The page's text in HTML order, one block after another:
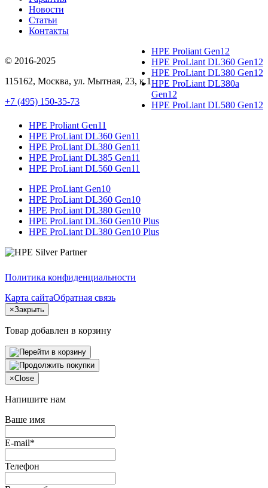
Новости
Статьи
Контакты
© 2016-2025
115162, Москва, ул. Мытная, 23, к.1
+7 (495) 150-35-73
HPE Proliant Gen12
HPE ProLiant DL360 Gen12
HPE ProLiant DL380 Gen12
HPE ProLiant DL380a
Gen12
HPE ProLiant DL580 Gen12
HPE Proliant Gen11
HPE ProLiant DL360 Gen11
HPE ProLiant DL380 Gen11
HPE ProLiant DL385 Gen11
HPE ProLiant DL560 Gen11
HPE ProLiant Gen10
HPE ProLiant DL360 Gen10
HPE ProLiant DL380 Gen10
HPE ProLiant DL360 Gen10 Plus
HPE ProLiant DL380 Gen10 Plus
Политика конфиденциальности
Карта сайтаОбратная связь
×Закрыть
Товар добавлен в корзину
×Close
Напишите нам
Ваше имя
E-mail*
Телефон